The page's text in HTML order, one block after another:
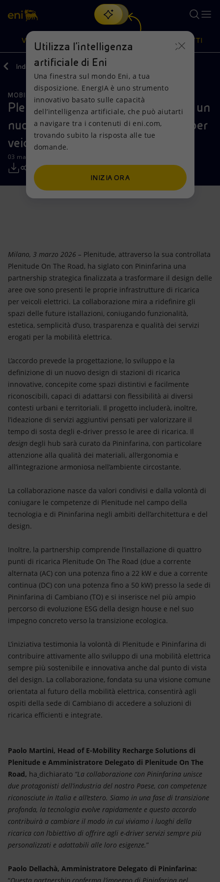
Cerca
scopri EnergIA, la nostra nuova soluzione di intelligenza
artificiale.
VISIONE
Visione
Mission e valori
Persone e Partnership
Net Zero
Modello satellitare
Scenari energetici
Azioni
Diversificazione energetica
Tecnologie per la transizione
Collaborazioni per l'innovazione
Attività nel mondo
PRODOTTI
Prodotti
Casa
Imprese
Mobilità
Indietro Media Comunicati Stampa
MOBILITÀ SOSTENIBILE
Plenitude e Pininfarina insieme per un
nuovo design delle aree di ricarica per
veicoli elettrici
03 marzo 2026 - 12:45 CET
Milano, 3 marzo 2026 – Plenitude, attraverso la sua controllata
Plenitude On The Road, ha siglato con Pininfarina una
partnership strategica finalizzata a trasformare il design delle
aree ove sono presenti le proprie infrastrutture di ricarica
per veicoli elettrici. La collaborazione mira a ridefinire gli
spazi delle future istallazioni, coniugando funzionalità,
estetica, semplicità d’uso, trasparenza e qualità dei servizi
erogati per la mobilità elettrica.
L’accordo prevede la progettazione, lo sviluppo e la
definizione di un nuovo design di stazioni di ricarica
innovative, concepite come spazi distintivi e facilmente
riconoscibili, capaci di adattarsi con flessibilità ai diversi
contesti urbani e territoriali. Il progetto includerà, inoltre,
l’ideazione di servizi aggiuntivi pensati per valorizzare il
tempo di sosta degli e-driver presso le aree di ricarica. Il
design degli hub sarà curato da Pininfarina, con particolare
attenzione alla qualità dei materiali, all’ergonomia e
all’integrazione armoniosa nell’ambiente circostante.
La collaborazione nasce da valori condivisi e dalla volontà di
coniugare le competenze di Plenitude nel campo della
tecnologia e di Pininfarina negli ambiti dell’architettura e del
design.
Inoltre, la partnership comprende l’installazione di quattro
punti di ricarica Plenitude On The Road (due a corrente
alternata (AC) con una potenza fino a 22 kW e due a corrente
continua (DC) con una potenza fino a 50 kW) presso la sede di
Pininfarina di Cambiano (TO) e si inserisce nel più ampio
percorso di evoluzione ESG della design house e nel suo
impegno concreto verso la transizione ecologica.
L’iniziativa testimonia la volontà di Plenitude e Pininfarina di
contribuire attivamente allo sviluppo di una mobilità elettrica
sempre più sostenibile e innovativa anche dal punto di vista
del design. La collaborazione, fondata su una visione comune
orientata al futuro della mobilità elettrica, consentirà agli
ospiti della sede di Cambiano di accedere a soluzioni di
ricarica efficienti e integrate.
Paolo Martini, Head of E-Mobility Recharge Solutions di
Plenitude e Amministratore Delegato di Plenitude On The
Road, ha dichiarato “La collaborazione con Pininfarina unisce
due protagonisti dell’industria del nostro Paese, con competenze
riconosciute in Italia e all’estero. Siamo in una fase di transizione
profonda, la tecnologia evolve rapidamente e questo accordo
contribuirà a cambiare il modo in cui viviamo i luoghi della
ricarica con l’obiettivo di offrire agli e-driver servizi sempre più
personalizzati e adattabili alle loro esigenze.”
Paolo Dellachà, Amministratore Delegato di Pininfarina:
Utilizza l'intelligenza
artificiale di Eni
Una finestra sul mondo Eni, a tua
disposizione. EnergIA è uno strumento
innovativo basato sulle capacità
dell’intelligenza artificiale, che può aiutarti
a navigare tra i contenuti di eni.com,
trovando subito la risposta alle tue
domande.
INIZIA ORA